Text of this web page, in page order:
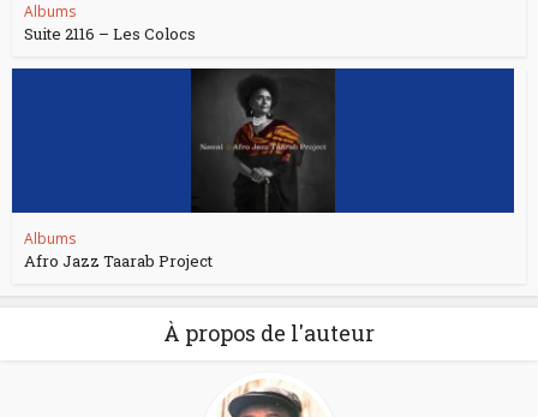
Albums
Suite 2116 – Les Colocs
Albums
Afro Jazz Taarab Project
À propos de l'auteur